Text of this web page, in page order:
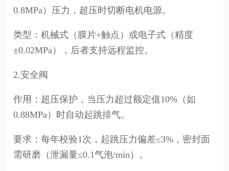
0.8MPa）压力，超压时切断电机电源。
类型：机械式（膜片+触点）或电子式（精度
±0.02MPa），后者支持远程监控。
2.安全阀
作用：超压保护，当压力超过额定值10%（如
0.88MPa）时自动起跳排气。
要求：每年校验1次，起跳压力偏差≤3%，密封面
需研磨（泄漏量≤0.1气泡/min）。